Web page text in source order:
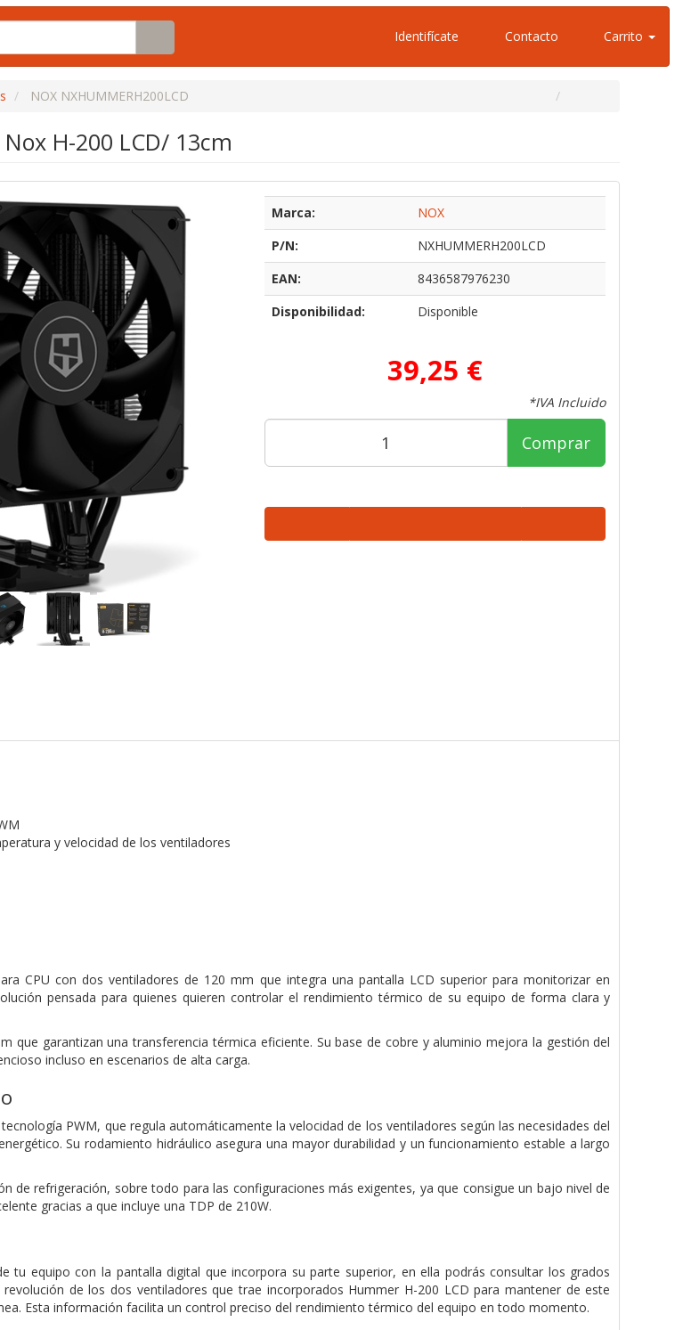
Identifícate Contacto Carrito
NOX NXHUMMERH200LCD
H-200 LCD/ 13cm
Marca:
NOX
P/N:
NXHUMMERH200LCD
EAN:
8436587976230
Disponibilidad:
Disponible
39,25 €
*IVA Incluido
Comprar
y velocidad de los ventiladores
CPU con dos ventiladores de 120 mm que integra una pantalla LCD superior para monitorizar en
pensada para quienes quieren controlar el rendimiento térmico de su equipo de forma clara y
que garantizan una transferencia térmica eficiente. Su base de cobre y aluminio mejora la gestión del
incluso en escenarios de alta carga.
PWM, que regula automáticamente la velocidad de los ventiladores según las necesidades del
Su rodamiento hidráulico asegura una mayor durabilidad y un funcionamiento estable a largo
de refrigeración, sobre todo para las configuraciones más exigentes, ya que consigue un bajo nivel de
gracias a que incluye una TDP de 210W.
tu equipo con la pantalla digital que incorpora su parte superior, en ella podrás consultar los grados
de los dos ventiladores que trae incorporados Hummer H-200 LCD para mantener de este
Esta información facilita un control preciso del rendimiento térmico del equipo en todo momento.